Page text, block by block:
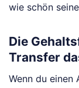
wie schön
Die
Transfer
Wenn du